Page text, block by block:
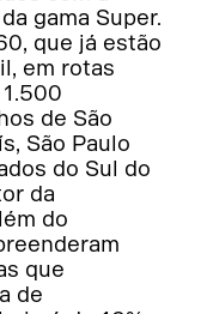
gama Super.
que já estão
em rotas
de São
São Paulo
do Sul do
da
do
que
de